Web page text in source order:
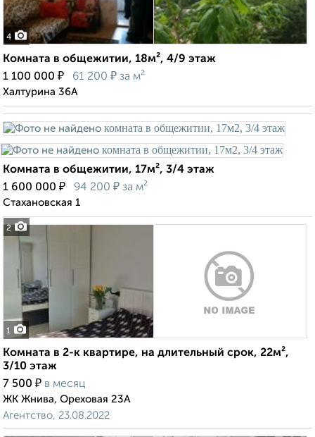
4
Комната в общежитии, 18м², 4/9 этаж
1 100 000 ₽ 61 200 ₽ за м²
Халтурина 36А
2
Комната в общежитии, 17м², 3/4 этаж
1 600 000 ₽ 94 200 ₽ за м²
Стахановская 1
1
Комната в 2-к квартире, на длительный срок, 22м²,
3/10 этаж
7 500 ₽ в месяц
ЖК Жнива, Ореховая 23А
Агентство, 23.08.2022